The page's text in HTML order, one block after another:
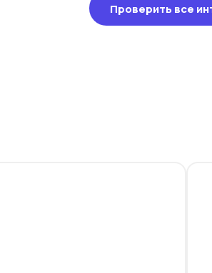
Проверить все